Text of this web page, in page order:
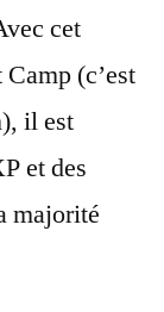
cet
(c’est
il est
et des
majorité